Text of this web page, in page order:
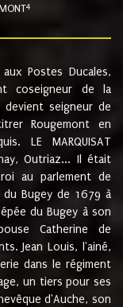
4
Postes Ducales,
coseigneur de la
devient seigneur de
Rougemont en
LE MARQUISAT
Outriaz... Il était
au parlement de
du Bugey de 1679 à
du Bugey à son
Catherine de
Jean Louis, l'ainé,
dans le régiment
un tiers pour ses
d'Auche, son